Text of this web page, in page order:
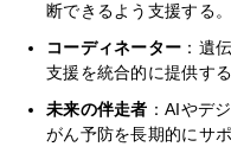
断できるよう支援する。
コーディネーター ：遺
支援を統合的に提供する
未来の伴走者 ：AIやデ
がん予防を長期的にサポ